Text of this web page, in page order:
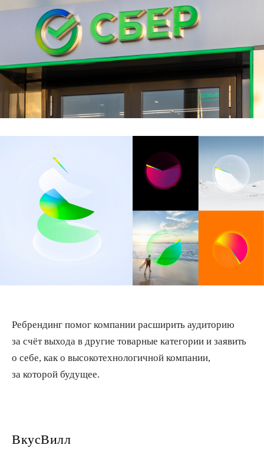
Ребрендинг помог компании расширить аудиторию
за счёт выхода в другие товарные категории и заявить
о себе, как о высокотехнологичной компании,
за которой будущее.
ВкусВилл